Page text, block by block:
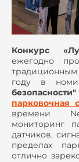
Конкурс
ежегодно
году в
безопасности"
парковочная
времени
мониторинг
датчиков,
пределах
отлично